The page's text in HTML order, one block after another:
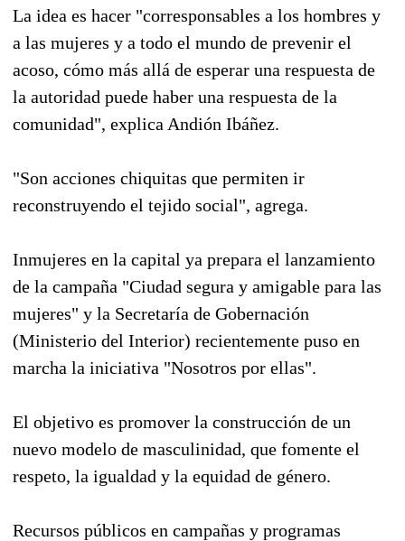
La idea es hacer "corresponsables a los hombres y
a las mujeres y a todo el mundo de prevenir el
acoso, cómo más allá de esperar una respuesta de
la autoridad puede haber una respuesta de la
comunidad", explica Andión Ibáñez.
"Son acciones chiquitas que permiten ir
reconstruyendo el tejido social", agrega.
Inmujeres en la capital ya prepara el lanzamiento
de la campaña "Ciudad segura y amigable para las
mujeres" y la Secretaría de Gobernación
(Ministerio del Interior) recientemente puso en
marcha la iniciativa "Nosotros por ellas".
El objetivo es promover la construcción de un
nuevo modelo de masculinidad, que fomente el
respeto, la igualdad y la equidad de género.
Recursos públicos en campañas y programas